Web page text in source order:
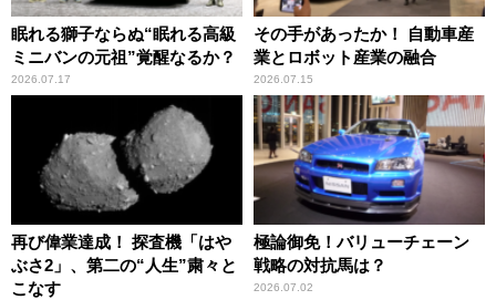
眠れる獅子ならぬ“眠れる高級
ミニバンの元祖”覚醒なるか？
2026.07.17
その手があったか！ 自動車産
業とロボット産業の融合
2026.07.15
再び偉業達成！ 探査機「はや
ぶさ2」、第二の“人生”粛々と
こなす
極論御免！バリューチェーン
戦略の対抗馬は？
2026.07.02